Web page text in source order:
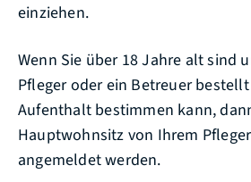
einziehen.
Wenn Sie über 18 Jahre alt sind
Pfleger oder ein Betreuer
Aufenthalt bestimmen kann,
Hauptwohnsitz von Ihrem
angemeldet werden.